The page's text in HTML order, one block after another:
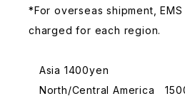
*For overseas shipment,
charged for each region.
Asia 1400yen
North/Central America